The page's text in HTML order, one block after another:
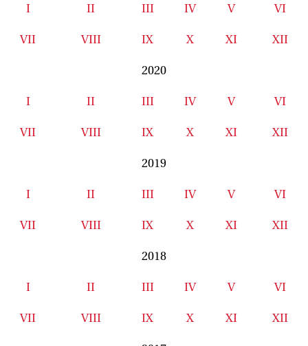
I II III IV V VI
VII VIII IX X XI XII
2020
I II III IV V VI
VII VIII IX X XI XII
2019
I II III IV V VI
VII VIII IX X XI XII
2018
I II III IV V VI
VII VIII IX X XI XII